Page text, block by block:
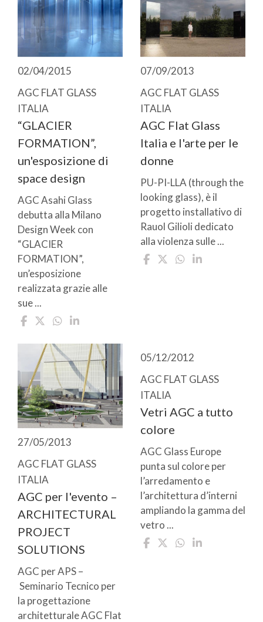
02/04/2015
AGC FLAT GLASS
ITALIA
“GLACIER
FORMATION”,
un'esposizione di
space design
AGC Asahi Glass
debutta alla Milano
Design Week con
“GLACIER
FORMATION”,
un’esposizione
realizzata grazie alle
sue ...
07/09/2013
AGC FLAT GLASS
ITALIA
AGC Flat Glass
Italia e l'arte per le
donne
PU-PI-LLA (through the
looking glass), è il
progetto installativo di
Rauol Gilioli dedicato
alla violenza sulle ...
27/05/2013
AGC FLAT GLASS
ITALIA
AGC per l'evento –
ARCHITECTURAL
PROJECT
SOLUTIONS
AGC per APS –
Seminario Tecnico per
la progettazione
architetturale AGC Flat
05/12/2012
AGC FLAT GLASS
ITALIA
Vetri AGC a tutto
colore
AGC Glass Europe
punta sul colore per
l’arredamento e
l’architettura d’interni
ampliando la gamma del
vetro ...